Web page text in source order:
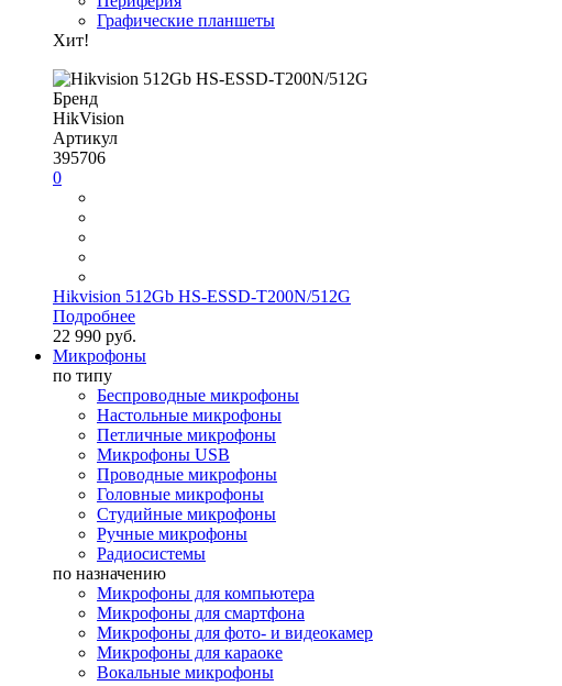
Графические планшеты
Хит!
Бренд
HikVision
Артикул
395706
0
Hikvision 512Gb HS-ESSD-T200N/512G
Подробнее
22 990 руб.
Микрофоны
по типу
Беспроводные микрофоны
Настольные микрофоны
Петличные микрофоны
Микрофоны USB
Проводные микрофоны
Головные микрофоны
Студийные микрофоны
Ручные микрофоны
Радиосистемы
по назначению
Микрофоны для компьютера
Микрофоны для смартфона
Микрофоны для фото- и видеокамер
Микрофоны для караоке
Вокальные микрофоны